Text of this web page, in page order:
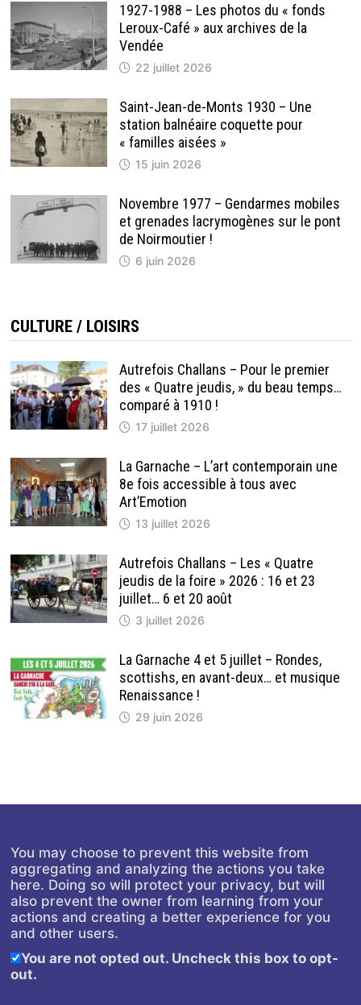
1927-1988 – Les photos du « fonds
Leroux-Café » aux archives de la
Vendée
22 juillet 2026
Saint-Jean-de-Monts 1930 – Une
station balnéaire coquette pour
« familles aisées »
15 juin 2026
Novembre 1977 – Gendarmes mobiles
et grenades lacrymogènes sur le pont
de Noirmoutier !
6 juin 2026
CULTURE / LOISIRS
Autrefois Challans – Pour le premier
des « Quatre jeudis, » du beau temps…
comparé à 1910 !
17 juillet 2026
La Garnache – L’art contemporain une
8e fois accessible à tous avec
Art’Emotion
13 juillet 2026
Autrefois Challans – Les « Quatre
jeudis de la foire » 2026 : 16 et 23
juillet… 6 et 20 août
3 juillet 2026
La Garnache 4 et 5 juillet – Rondes,
scottishs, en avant-deux… et musique
Renaissance !
29 juin 2026
You may choose to prevent this website from
aggregating and analyzing the actions you take
here. Doing so will protect your privacy, but will
also prevent the owner from learning from your
actions and creating a better experience for you
and other users.
You are not opted out. Uncheck this box to opt-
out.